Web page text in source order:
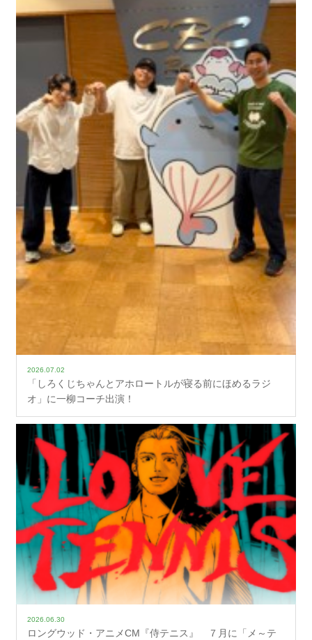
2026.07.02
「しろくじちゃんとアホロートルが寝る前にほめるラジ
オ」に一柳コーチ出演！
2026.06.30
ロングウッド・アニメCM『侍テニス』 ７月に「メ～テ